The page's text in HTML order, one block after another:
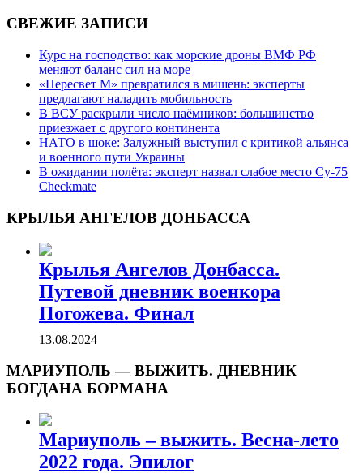
СВЕЖИЕ ЗАПИСИ
Курс на господство: как морские дроны ВМФ РФ
меняют баланс сил на море
«Пересвет М» превратился в мишень: эксперты
предлагают наладить мобильность
В ВСУ раскрыли число наёмников: большинство
приезжает с другого континента
НАТО в шоке: Залужный выступил с критикой альянса
и военного пути Украины
В ожидании полёта: эксперт назвал слабое место Су-75
Checkmate
КРЫЛЬЯ АНГЕЛОВ ДОНБАССА
Крылья Ангелов Донбасса.
Путевой дневник военкора
Погожева. Финал
13.08.2024
МАРИУПОЛЬ — ВЫЖИТЬ. ДНЕВНИК
БОГДАНА БОРМАНА
Мариуполь – выжить. Весна-лето
2022 года. Эпилог